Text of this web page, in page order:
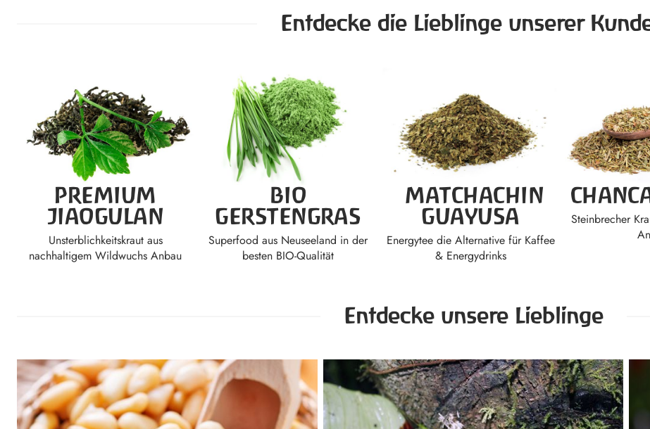
Entdecke die Lieblinge unserer
PREMIUM
JIAOGULAN
Unsterblichkeitskraut aus
nachhaltigem Wildwuchs Anbau
BIO
GERSTENGRAS
Superfood aus Neuseeland in der
besten BIO-Qualität
MATCHACHIN
GUAYUSA
Energytee die Alternative für Kaffee
& Energydrinks
Steinbrecher
Entdecke unsere Lieblinge